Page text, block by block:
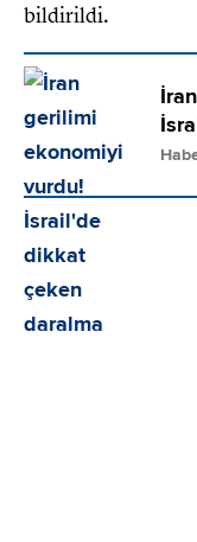
bildirildi.